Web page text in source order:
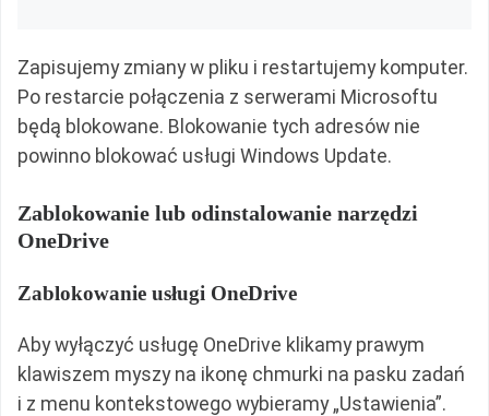
Zapisujemy zmiany w pliku i restartujemy komputer.
Po restarcie połączenia z serwerami Microsoftu
będą blokowane. Blokowanie tych adresów nie
powinno blokować usługi Windows Update.
Zablokowanie lub odinstalowanie narzędzi
OneDrive
Zablokowanie usługi OneDrive
Aby wyłączyć usługę OneDrive klikamy prawym
klawiszem myszy na ikonę chmurki na pasku zadań
i z menu kontekstowego wybieramy „Ustawienia”.